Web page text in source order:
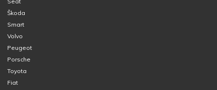
Škoda
Smart
Volvo
Peugeot
Porsche
Toyota
Fiat